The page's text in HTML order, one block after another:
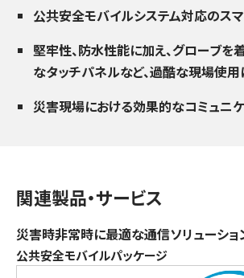
公共安全モバイルシステム対応のスマ
堅牢性、防水性能に加え、グローブを
なタッチパネルなど、過酷な現場使
災害現場における効果的なコミュニ
関連製品・サービス
災害時非常時に最適な通信ソリューショ
公共安全モバイルパッケージ